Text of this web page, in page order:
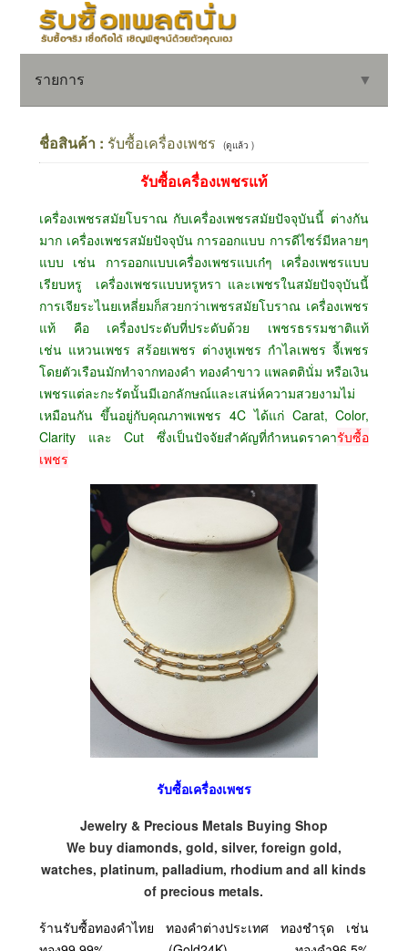
รายการ ▼
▼
ชื่อสินค้า : รับซื้อเครื่องเพชร (ดูแล้ว )
รับซื้อเครื่องเพชรแท้
เครื่องเพชรสมัยโบราณ กับเครื่องเพชรสมัยปัจจุบันนี้ ต่างกัน
มาก เครื่องเพชรสมัยปัจจุบัน การออกแบบ การดีไซร์มีหลายๆ
แบบ เช่น การออกแบบเครื่องเพชรแบเก๋ๆ เครื่องเพชรแบบ
เรียบหรู เครื่องเพชรแบบหรูหรา และเพชรในสมัยปัจจุบันนี้
การเจียระไนยเหลี่ยมก็สวยกว่าเพชรสมัยโบราณ เครื่องเพชร
แท้ คือ เครื่องประดับที่ประดับด้วย เพชรธรรมชาติแท้
เช่น แหวนเพชร สร้อยเพชร ต่างหูเพชร กำไลเพชร จี้เพชร
โดยตัวเรือนมักทำจากทองคำ ทองคำขาว แพลตตินั่ม หรือเงิน
เพชรแต่ละกะรัตนั้นมีเอกลักษณ์และเสน่ห์ความสวยงามไม่
เหมือนกัน ขึ้นอยู่กับคุณภาพเพชร 4C ได้แก่ Carat, Color,
Clarity และ Cut ซึ่งเป็นปัจจัยสำคัญที่กำหนดราคารับซื้อ
เพชร
รับซื้อเครื่องเพชร
Jewelry & Precious Metals Buying Shop
We buy diamonds, gold, silver, foreign gold,
watches, platinum, palladium, rhodium and all kinds
of precious metals.
ร้านรับซื้อทองคำไทย ทองคำต่างประเทศ ทองชำรุด เช่น